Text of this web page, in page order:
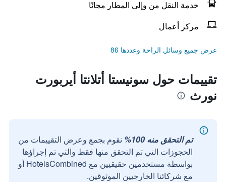
خدمة النقل من وإلى المطار مجانًا
مركز أعمال
عرض جميع وسائل الراحة وعددها 86
تقييمات حول سونيستا أتلانتا أيربورت
نورث
تم التحقق منه 100%
نقوم بجمع وعرض التقييمات من
الحجوزات التي تم التحقق منها فقط والتي تم إجراؤها
بواسطة مستخدمين حقيقيين مع HotelsCombined أو
مع شركائنا الخارجيين الموثوقين.